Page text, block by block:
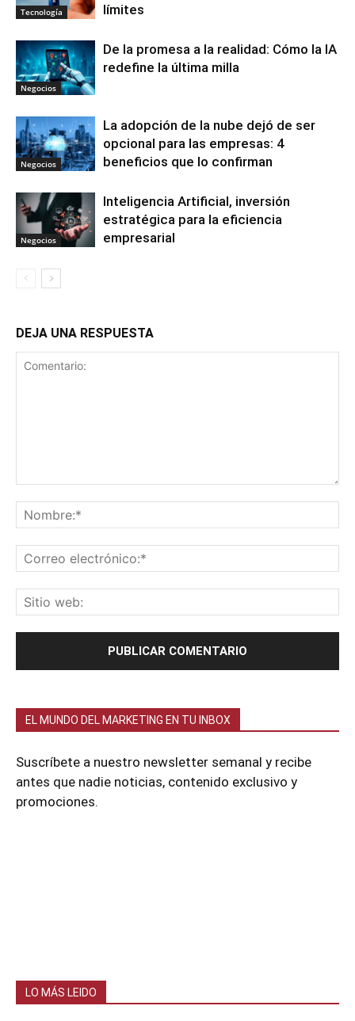
Tecnología
límites
Negocios
De la promesa a la realidad: Cómo la IA
redefine la última milla
Negocios
La adopción de la nube dejó de ser
opcional para las empresas: 4
beneficios que lo confirman
Negocios
Inteligencia Artificial, inversión
estratégica para la eficiencia
empresarial
DEJA UNA RESPUESTA
EL MUNDO DEL MARKETING EN TU INBOX
Suscríbete a nuestro newsletter semanal y recibe
antes que nadie noticias, contenido exclusivo y
promociones.
LO MÁS LEIDO